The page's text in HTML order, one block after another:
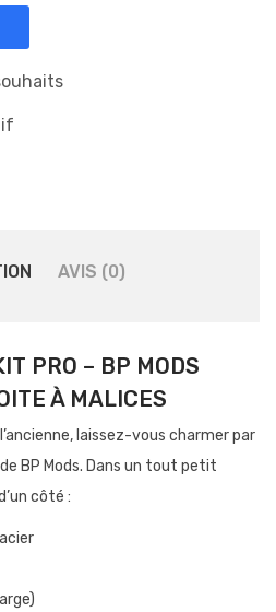
AVIS (0)
PRO – BP MODS
À MALICES
laissez-vous charmer par
BP Mods. Dans un tout petit
côté :